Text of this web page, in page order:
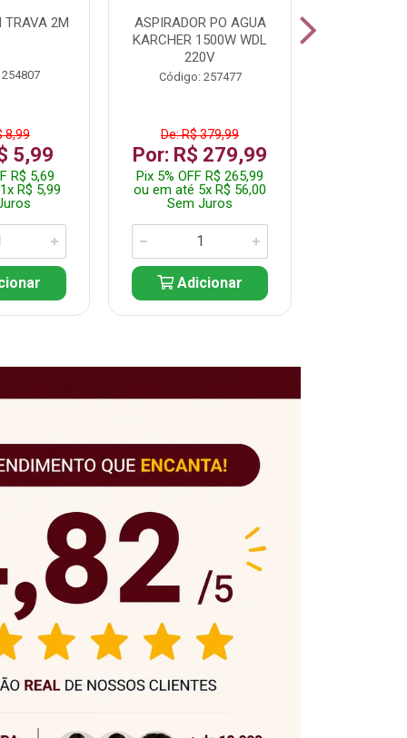
TRAVA 2M
8,99
5,99
R$ 5,69
R$ 5,99
ASPIRADOR PO AGUA
KARCHER 1500W WDL
220V
Código: 257477
De: R$ 379,99
Por: R$ 279,99
Pix 5% OFF R$ 265,99
ou em até 5x R$ 56,00
Sem Juros
Adicionar